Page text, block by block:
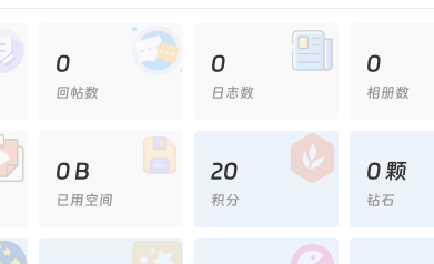
0
回帖数
0
日志数
0
相册数
0 B
已用空间
20
积分
0 颗
钻石